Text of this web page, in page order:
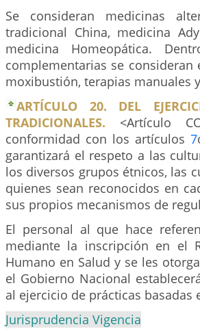
Se consideran medicinas
tradicional China, medicina
medicina Homeopática.
complementarias se
moxibustión, terapias manuales
ARTÍCULO 20. DEL
TRADICIONALES. <Artículo
conformidad con los artículos 7
garantizará el respeto a las
los diversos grupos étnicos, las
quienes sean reconocidos en
sus propios mecanismos de
El personal al que hace
mediante la inscripción en el
Humano en Salud y se les
el Gobierno Nacional
al ejercicio de prácticas
Jurisprudencia Vigencia